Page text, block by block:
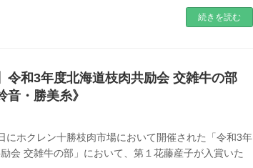
続きを読む
令和3年度北海道枝肉共励会 交雑牛の部
音・勝美糸》
にホクレン十勝枝肉市場において開催された「令和3年
会 交雑牛の部」において、第１花藤産子が入賞いた